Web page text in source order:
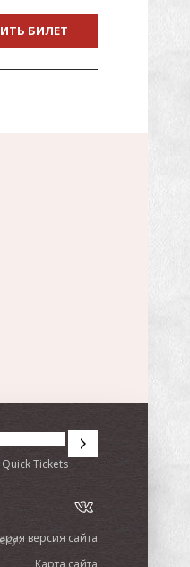
БИЛЕТ
Tickets
версия сайта
Карта сайта